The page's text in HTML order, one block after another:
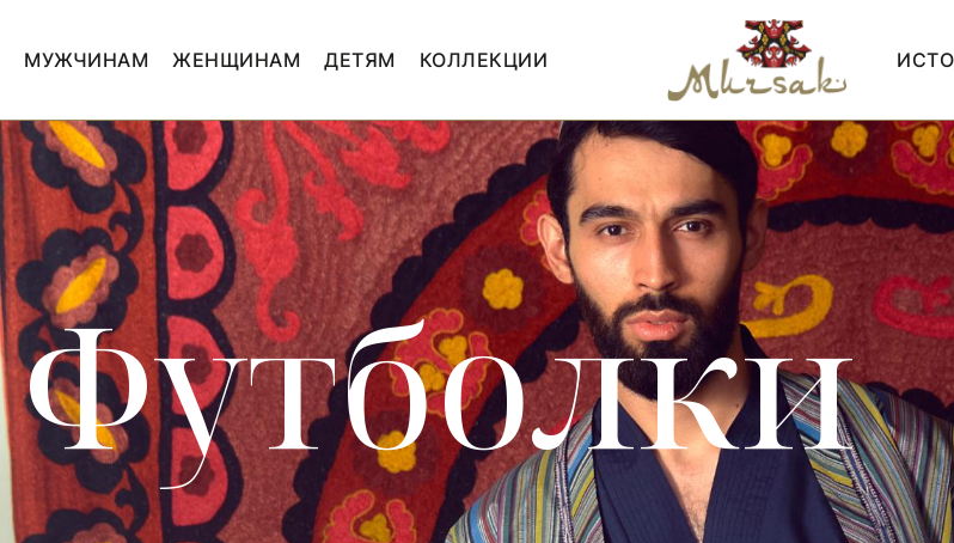
МУЖЧИНАМ ЖЕНЩИНАМ ДЕТЯМ КОЛЛЕКЦИИ
Футболки